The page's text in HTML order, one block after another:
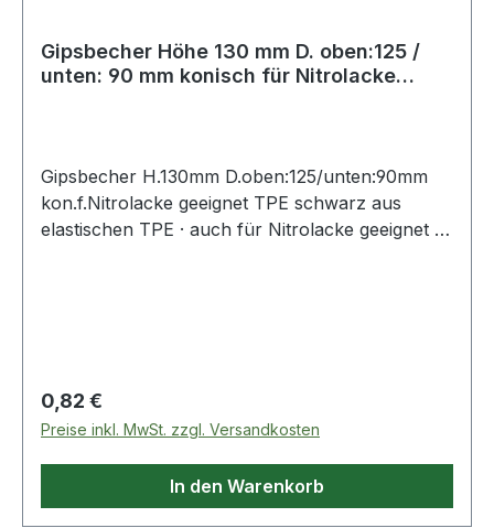
Gipsbecher Höhe 130 mm D. oben:125 /
unten: 90 mm konisch für Nitrolacke
Gipsbecher H.130mm D.oben:125/unten:90mm
kon.f.Nitrolacke geeignet TPE schwarz aus
elastischen TPE · auch für Nitrolacke geeignet ·
Regulärer Preis:
0,82 €
Preise inkl. MwSt. zzgl. Versandkosten
In den Warenkorb